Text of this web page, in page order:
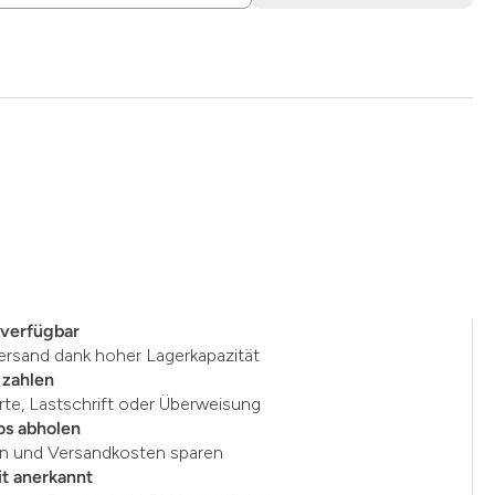
dank hoher Lagerkapazität
Lastschrift oder Überweisung
abholen
und Versandkosten sparen
anerkannt